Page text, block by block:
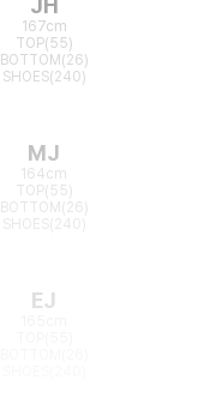
167cm
TOP(55)
BOTTOM(26)
SHOES(240)
MJ
164cm
TOP(55)
BOTTOM(26)
EJ